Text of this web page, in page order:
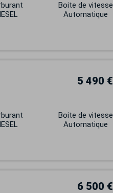
Boite de vitesse
Automatique
5 490 €
Boite de vitesse
Automatique
6 500 €